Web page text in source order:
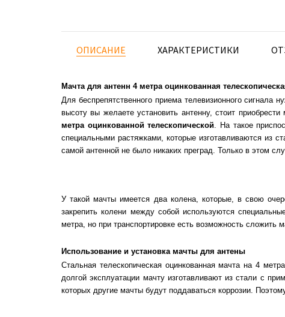
ОПИСАНИЕ ХАРАКТЕРИСТИКИ
Мачта для антенн 4 метра оцинкованная
Для беспрепятственного приема телевизионного
высоту вы желаете установить антенну, стоит
метра оцинкованной телескопической. На такое
специальными растяжками, которые изготавливаются из
самой антенной не было никаких преград. Только в этом
У такой мачты имеется два колена, которые, в свою
закрепить колени между собой используются
метра, но при транспортировке есть возможность сложить
Использование и установка мачты для антены
Стальная телескопическая оцинкованная мачта на 4
долгой эксплуатации мачту изготавливают из стали с
которых другие мачты будут поддаваться коррозии.